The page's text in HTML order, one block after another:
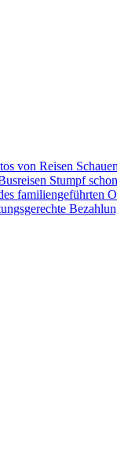
von Reisen
Stumpf
familiengeführten